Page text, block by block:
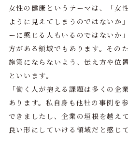
女性の健康というテーマは、「女
ように見えてしまうのではないか
ーに感じる人もいるのではないか
方がある領域でもあります。その
施策にならないよう、伝え方や位
といいます。
「働く人が抱える課題は多くの企
あります。私自身も他社の事例を
できましたし、企業の垣根を越え
良い形にしていける領域だと感じ